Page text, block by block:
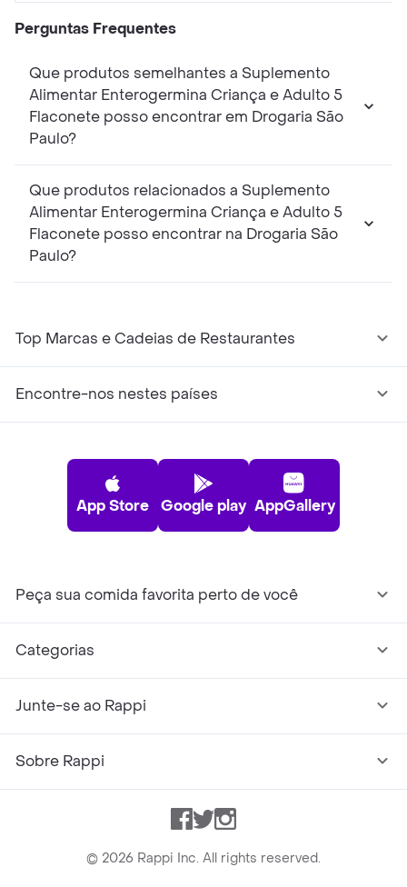
Perguntas Frequentes
Que produtos semelhantes a Suplemento
Alimentar Enterogermina Criança e Adulto 5
Flaconete posso encontrar em Drogaria São
Paulo?
Que produtos relacionados a Suplemento
Alimentar Enterogermina Criança e Adulto 5
Flaconete posso encontrar na Drogaria São
Paulo?
Top Marcas e Cadeias de Restaurantes
Encontre-nos nestes países
App Store Google play AppGallery
Peça sua comida favorita perto de você
Categorias
Junte-se ao Rappi
Sobre Rappi
Facebook
TwitterInstagram
© 2026 Rappi Inc. All rights reserved.